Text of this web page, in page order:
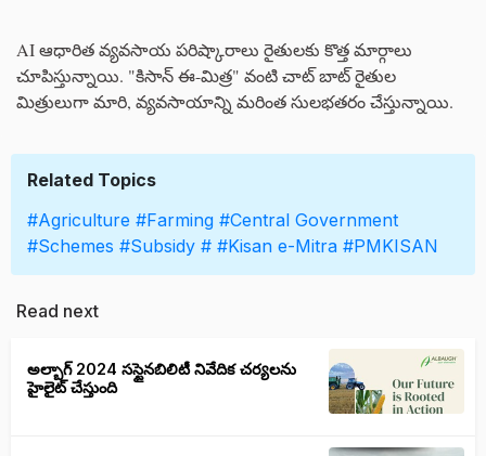
AI ఆధారిత వ్యవసాయ పరిష్కారాలు రైతులకు కొత్త మార్గాలు
చూపిస్తున్నాయి. "కిసాన్ ఈ-మిత్ర" వంటి చాట్ బాట్ రైతుల
మిత్రులుగా మారి, వ్యవసాయాన్ని మరింత సులభతరం చేస్తున్నాయి.
Related Topics
#Agriculture #Farming #Central Government
#Schemes #Subsidy # #Kisan e-Mitra #PMKISAN
Read next
అల్బాగ్ 2024 సస్టైనబిలిటీ నివేదిక చర్యలను
హైలైట్ చేస్తుంది